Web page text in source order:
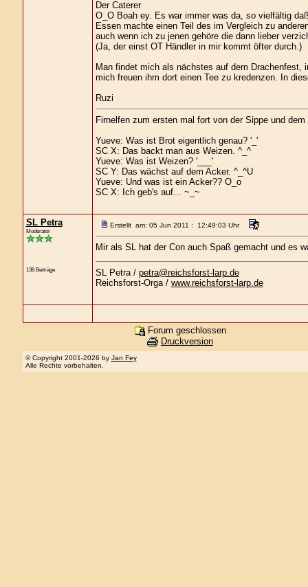
Der Caterer
O_O Boah ey. Es war immer was da, so vielfältig
Essen machte einen Teil des im Vergleich zu
auch wenn ich zu jenen gehöre die dann lieber
(Ja, der einst OT Händler in mir kommt öfter durch.)
Man findet mich als nächstes auf dem
mich freuen ihm dort einen Tee zu kredenzen. In
Ruzi
Firnelfen zum ersten mal fort von der Sippe und
Yueve: Was ist Brot eigentlich genau? '_'
SC X: Das backt man aus Weizen. ^_^
Yueve: Was ist Weizen? '___'
SC Y: Das wächst auf dem Acker. ^_^U
Yueve: Und was ist ein Acker?? O_o
SC X: Ich geb's auf... ~_~
SL Petra
Moderator
138 Beiträge
Erstellt am: 05 Jun 2011 : 12:49:03 Uhr
Mir als SL hat der Con auch Spaß gemacht und es
SL Petra / petra@reichsforst-larp.de
Reichsforst-Orga / www.reichsforst-larp.de
Forum geschlossen
Druckversion
© Copyright 2001-2026 by Jan Fey
Alle Rechte vorbehalten.